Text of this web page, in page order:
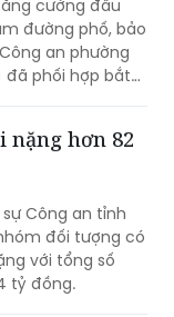
Ban Giám đốc
cường đấu
an phường
đã phối hợp bắt
quan Cảnh sát
để điều tra
hơn 82
Công an tỉnh